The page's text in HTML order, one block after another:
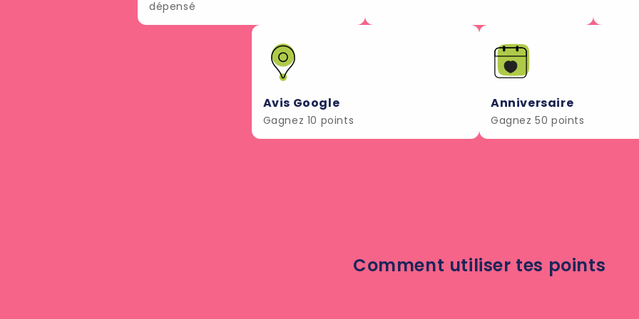
dépensé
Avis Google
Gagnez 10 points
Anniversaire
Gagnez 50 points
Comment utiliser tes points